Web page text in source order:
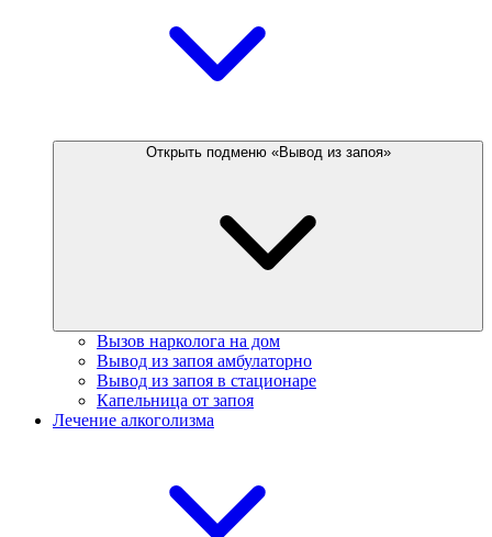
Открыть подменю «Вывод из запоя»
Вызов нарколога на дом
Вывод из запоя амбулаторно
Вывод из запоя в стационаре
Капельница от запоя
Лечение алкоголизма